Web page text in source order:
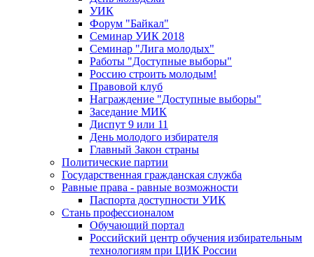
УИК
Форум "Байкал"
Семинар УИК 2018
Семинар "Лига молодых"
Работы "Доступные выборы"
Россию строить молодым!
Правовой клуб
Награждение "Доступные выборы"
Заседание МИК
Диспут 9 или 11
День молодого избирателя
Главный Закон страны
Политические партии
Государственная гражданская служба
Равные права - равные возможности
Паспорта доступности УИК
Стань профессионалом
Обучающий портал
Российский центр обучения избирательным
технологиям при ЦИК России